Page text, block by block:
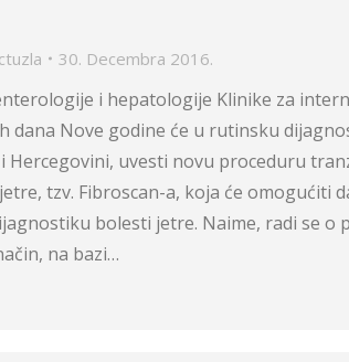
30. Decembra 2016.
i hepatologije Klinike za
dana Nove godine će u rutinsku
Hercegovini, uvesti novu proceduru
tzv. Fibroscan-a, koja će omogućiti
bolesti jetre. Naime, radi se o
na bazi…